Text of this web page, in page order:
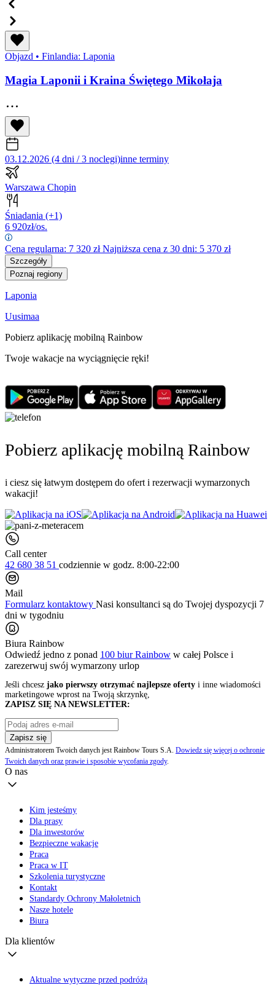
Objazd • Finlandia: Laponia
Magia Laponii i Kraina Świętego Mikołaja
03.12.2026 (4 dni / 3 noclegi)inne terminy
Warszawa Chopin
Śniadania (+1)
6 920zł/os.
Cena regularna: 7 320 złNajniższa cena z 30 dni: 5 370 zł
Szczegóły
Poznaj regiony
Laponia
Uusimaa
Pobierz aplikację mobilną Rainbow
Twoje wakacje na wyciągnięcie ręki!
Pobierz aplikację mobilną Rainbow
i ciesz się łatwym dostępem do ofert i rezerwacji wymarzonych
wakacji!
Call center
42 680 38 51 codziennie w godz. 8:00-22:00
Mail
Formularz kontaktowy Nasi konsultanci są do Twojej dyspozycji 7
dni w tygodniu
Biura Rainbow
Odwiedź jedno z ponad 100 biur Rainbow w całej Polsce i
zarezerwuj swój wymarzony urlop
Jeśli chcesz jako pierwszy otrzymać najlepsze oferty i inne wiadomości
marketingowe wprost na Twoją skrzynkę,
ZAPISZ SIĘ NA NEWSLETTER:
Zapisz się
Administratorem Twoich danych jest Rainbow Tours S.A. Dowiedz się więcej o ochronie
Twoich danych oraz prawie i sposobie wycofania zgody.
O nas
Kim jesteśmy
Dla prasy
Dla inwestorów
Bezpieczne wakacje
Praca
Praca w IT
Szkolenia turystyczne
Kontakt
Standardy Ochrony Małoletnich
Nasze hotele
Biura
Dla klientów
Aktualne wytyczne przed podróżą